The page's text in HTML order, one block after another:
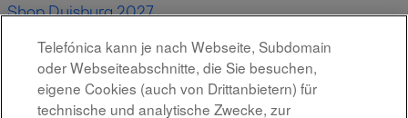
Shop Duisburg 2027
30.07.2026
Telefónica kann je nach Webseite, Subdomain
oder Webseiteabschnitte, die Sie besuchen,
eigene Cookies (auch von Drittanbietern) für
technische und analytische Zwecke, zur